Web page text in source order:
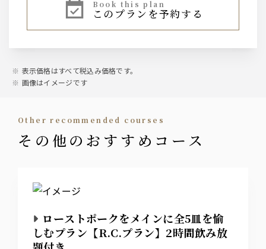
東京クラフトペールエール
ジムビーム ハイボール
ジンジャーハイボール
スモーキーハイボール
レモンサワー
カクテル
book this plan
このプランを予約する
表示価格はすべて税込み価格です。
画像はイメージです
other recommended courses
その他のおすすめコース
ローストポークをメインに全5皿を愉
しむプラン【R.C.プラン】2時間飲み放